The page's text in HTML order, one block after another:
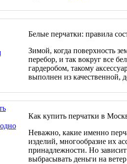
Белые перчатки: правила
Зимой, когда поверхность
перебор, и так вокруг все
гардеробом, такому
выполнен из качественной,
Как купить перчатки в
Неважно, какие именно
изделий, многообразие их
принадлежности. Но
выбрасывать деньги на